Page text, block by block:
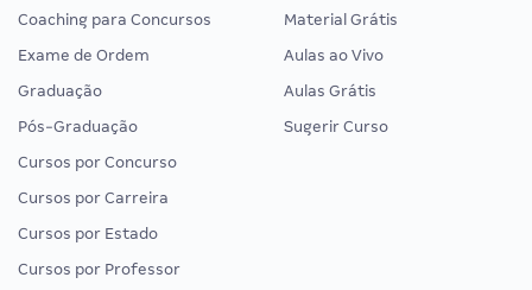
Coaching para Concursos
Exame de Ordem
Graduação
Pós-Graduação
Cursos por Concurso
Cursos por Carreira
Cursos por Estado
Cursos por Professor
Material Grátis
Aulas ao Vivo
Aulas Grátis
Sugerir Curso